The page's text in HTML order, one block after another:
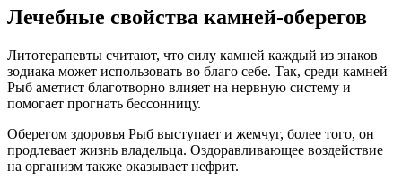
Лечебные свойства камней-оберегов
Литотерапевты считают, что силу камней каждый из знаков
зодиака может использовать во благо себе. Так, среди камней
Рыб аметист благотворно влияет на нервную систему и
помогает прогнать бессонницу.
Оберегом здоровья Рыб выступает и жемчуг, более того, он
продлевает жизнь владельца. Оздоравливающее воздействие
на организм также оказывает нефрит.